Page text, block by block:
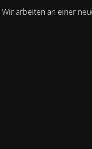
Wir arbeiten an einer